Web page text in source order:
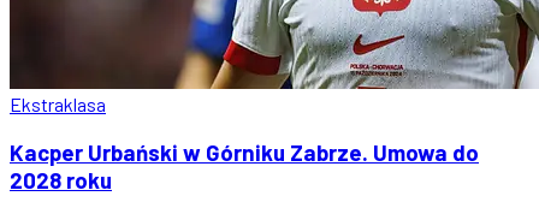
Ekstraklasa
Kacper Urbański w Górniku Zabrze. Umowa do
2028 roku